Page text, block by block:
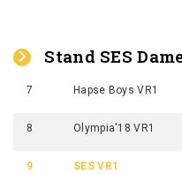
Stand SES
7 Hapse Boys VR1
8 Olympia'18 VR1
9 SES VR1